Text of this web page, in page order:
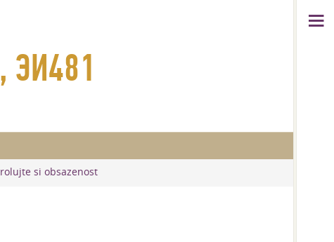
ЭИ481
si obsazenost